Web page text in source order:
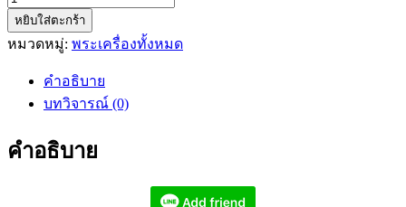
หลวง
พ่อ
พญา
หยิบใส่ตะกร้า
หมวดหมู่: พระเครื่องทั้งหมด
คำอธิบาย
บทวิจารณ์ (0)
คำอธิบาย